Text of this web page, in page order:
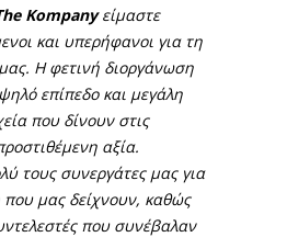
Κompany είμαστε
και υπερήφανοι για τη
Η φετινή διοργάνωση
επίπεδο και μεγάλη
που δίνουν στις
αξία.
τους συνεργάτες μας για
μας δείχνουν, καθώς
που συνέβαλαν